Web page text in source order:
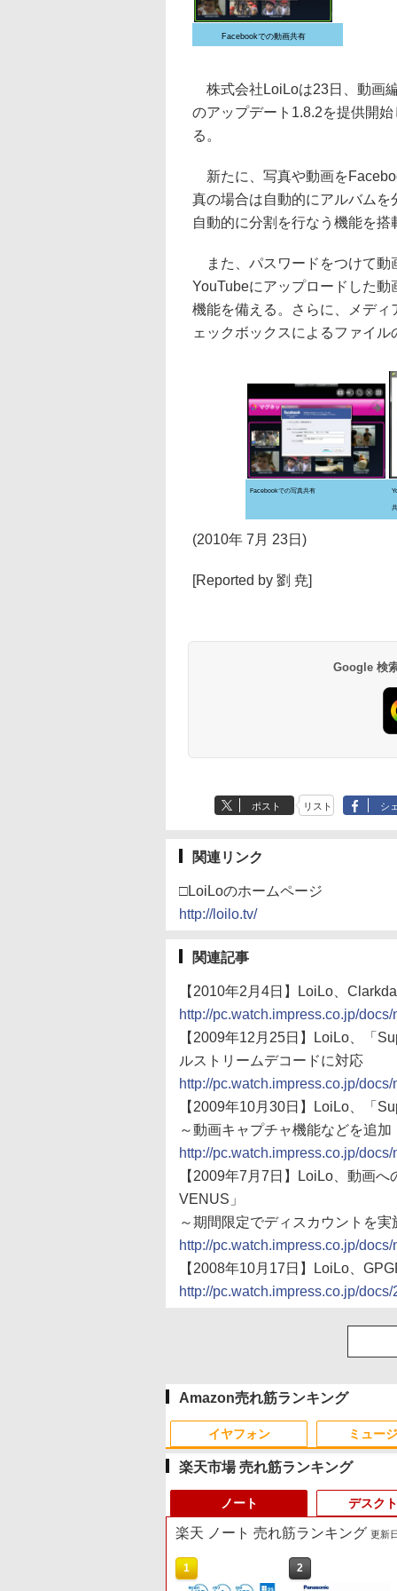
Facebookでの動画共有
株式会社LoiLoは23日、動画
のアップデート1.8.2を提供開
る。
新たに、写真や動画を
真の場合は自動的にアルバム
自動的に分割を行なう機能を搭
また、パスワードをつけて動
YouTubeにアップロードした
機能を備える。さらに、メデ
ェックボックスによるファイ
Facebookでの写真共有
(2010年 7月 23日)
[Reported by 劉 尭]
Google 検
ポスト リスト シ
関連リンク
□LoiLoのホームページ
http://loilo.tv/
関連記事
【2010年2月4日】LoiLo、
http://pc.watch.impress.co.jp/
【2009年12月25日】LoiLo、「
ルストリームデコードに対応
http://pc.watch.impress.co.jp/
【2009年10月30日】LoiLo、「
～動画キャプチャ機能などを追加
http://pc.watch.impress.co.jp/
【2009年7月7日】LoiLo、動画
VENUS」
～期間限定でディスカウントを実
http://pc.watch.impress.co.jp/
【2008年10月17日】LoiLo、
http://pc.watch.impress.co.jp/
Amazon売れ筋ランキング
イヤフォン ミュー
楽天市場 売れ筋ランキング
ノート
楽天 ノート 売れ筋ランキング 更新
1 2
デスク